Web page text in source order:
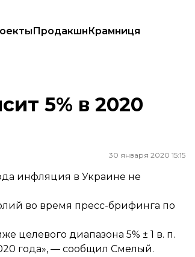
ПродакшнКрамниця
5% в 2020
30 января 2020 15:15
инфляция в Украине не
во время пресс-брифинга по
целевого диапазона 5% ± 1 в. п.
года», — сообщил Смелый.